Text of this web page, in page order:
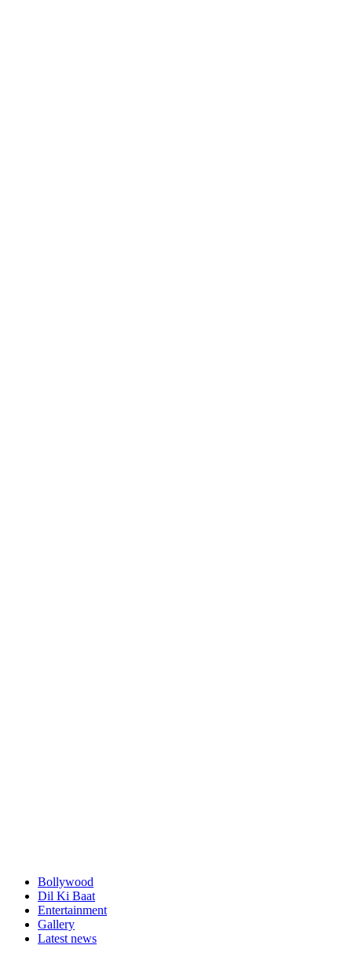
Bollywood
Dil Ki Baat
Entertainment
Gallery
Latest news